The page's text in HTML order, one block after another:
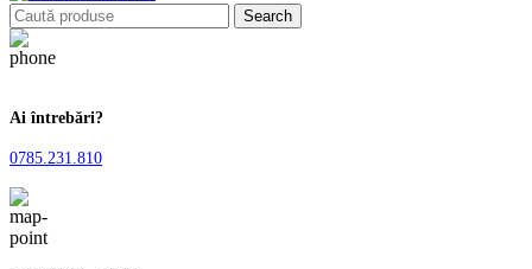
Search
Ai întrebări?
0785.231.810